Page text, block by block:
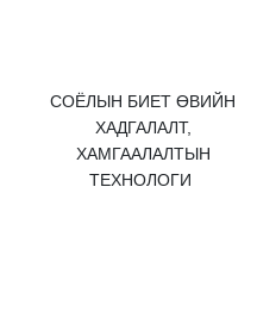
СОЁЛЫН БИЕТ ӨВИЙН
ХАДГАЛАЛТ,
ХАМГААЛАЛТЫН
ТЕХНОЛОГИ